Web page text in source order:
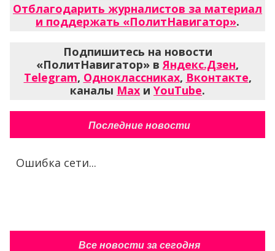
Отблагодарить журналистов за материал
и поддержать «ПолитНавигатор».
Подпишитесь на новости
«ПолитНавигатор» в Яндекс.Дзен,
Telegram, Одноклассниках, Вконтакте,
каналы Max и YouTube.
Последние новости
Ошибка сети...
Все новости за сегодня